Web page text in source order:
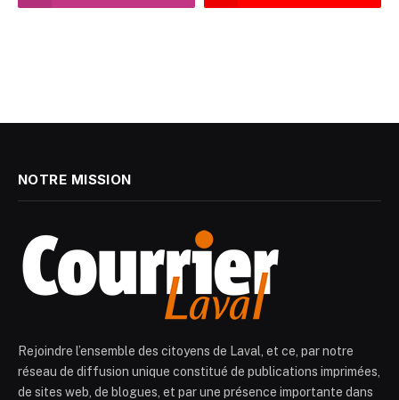
NOTRE MISSION
Rejoindre l’ensemble des citoyens de Laval, et ce, par notre
réseau de diffusion unique constitué de publications imprimées,
de sites web, de blogues, et par une présence importante dans